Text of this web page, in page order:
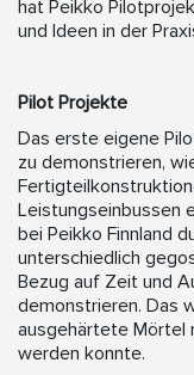
hat Peikko
und Ideen in der
Pilot Projekte
Das erste eigene
zu demonstrieren,
Leistungseinbussen
bei Peikko Finnland
unterschiedlich
Bezug auf Zeit und
demonstrieren. Das
ausgehärtete
werden konnte.